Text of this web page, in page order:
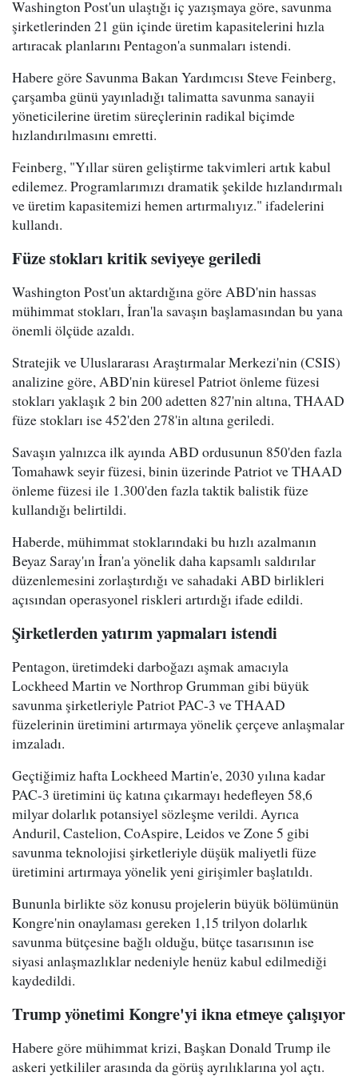
Washington Post'un ulaştığı iç yazışmaya göre, savunma
şirketlerinden 21 gün içinde üretim kapasitelerini hızla
artıracak planlarını Pentagon'a sunmaları istendi.
Habere göre Savunma Bakan Yardımcısı Steve Feinberg,
çarşamba günü yayınladığı talimatta savunma sanayii
yöneticilerine üretim süreçlerinin radikal biçimde
hızlandırılmasını emretti.
Feinberg, "Yıllar süren geliştirme takvimleri artık kabul
edilemez. Programlarımızı dramatik şekilde hızlandırmalı
ve üretim kapasitemizi hemen artırmalıyız." ifadelerini
kullandı.
Füze stokları kritik seviyeye geriledi
Washington Post'un aktardığına göre ABD'nin hassas
mühimmat stokları, İran'la savaşın başlamasından bu yana
önemli ölçüde azaldı.
Stratejik ve Uluslararası Araştırmalar Merkezi'nin (CSIS)
analizine göre, ABD'nin küresel Patriot önleme füzesi
stokları yaklaşık 2 bin 200 adetten 827'nin altına, THAAD
füze stokları ise 452'den 278'in altına geriledi.
Savaşın yalnızca ilk ayında ABD ordusunun 850'den fazla
Tomahawk seyir füzesi, binin üzerinde Patriot ve THAAD
önleme füzesi ile 1.300'den fazla taktik balistik füze
kullandığı belirtildi.
Haberde, mühimmat stoklarındaki bu hızlı azalmanın
Beyaz Saray'ın İran'a yönelik daha kapsamlı saldırılar
düzenlemesini zorlaştırdığı ve sahadaki ABD birlikleri
açısından operasyonel riskleri artırdığı ifade edildi.
Şirketlerden yatırım yapmaları istendi
Pentagon, üretimdeki darboğazı aşmak amacıyla
Lockheed Martin ve Northrop Grumman gibi büyük
savunma şirketleriyle Patriot PAC-3 ve THAAD
füzelerinin üretimini artırmaya yönelik çerçeve anlaşmalar
imzaladı.
Geçtiğimiz hafta Lockheed Martin'e, 2030 yılına kadar
PAC-3 üretimini üç katına çıkarmayı hedefleyen 58,6
milyar dolarlık potansiyel sözleşme verildi. Ayrıca
Anduril, Castelion, CoAspire, Leidos ve Zone 5 gibi
savunma teknolojisi şirketleriyle düşük maliyetli füze
üretimini artırmaya yönelik yeni girişimler başlatıldı.
Bununla birlikte söz konusu projelerin büyük bölümünün
Kongre'nin onaylaması gereken 1,15 trilyon dolarlık
savunma bütçesine bağlı olduğu, bütçe tasarısının ise
siyasi anlaşmazlıklar nedeniyle henüz kabul edilmediği
kaydedildi.
Trump yönetimi Kongre'yi ikna etmeye çalışıyor
Habere göre mühimmat krizi, Başkan Donald Trump ile
askeri yetkililer arasında da görüş ayrılıklarına yol açtı.